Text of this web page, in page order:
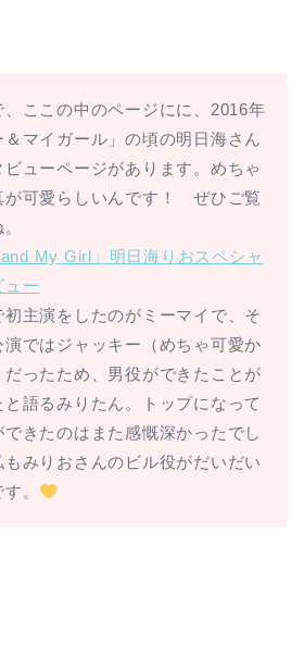
、ここの中のページにに、2016年
マイガール」の頃の明日海さん
ューページがあります。めちゃ
が可愛らしいんです！ ぜひご覧
and My Girl」明日海りおスペシャ
ュー
初主演をしたのがミーマイで、そ
演ではジャッキー（めちゃ可愛か
だったため、男役ができたことが
語るみりたん。トップになって
できたのはまた感慨深かったでし
もみりおさんのビル役がだいだい
。